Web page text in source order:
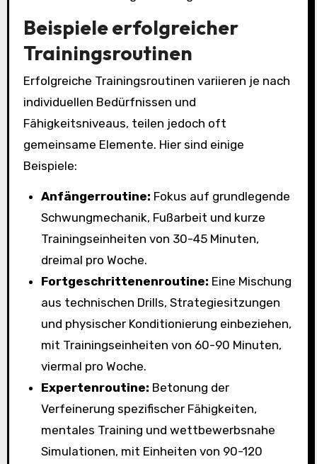
Beispiele erfolgreicher
Trainingsroutinen
Erfolgreiche Trainingsroutinen variieren je nach
individuellen Bedürfnissen und
Fähigkeitsniveaus, teilen jedoch oft
gemeinsame Elemente. Hier sind einige
Beispiele:
Anfängerroutine: Fokus auf grundlegende
Schwungmechanik, Fußarbeit und kurze
Trainingseinheiten von 30-45 Minuten,
dreimal pro Woche.
Fortgeschrittenenroutine: Eine Mischung
aus technischen Drills, Strategiesitzungen
und physischer Konditionierung einbeziehen,
mit Trainingseinheiten von 60-90 Minuten,
viermal pro Woche.
Expertenroutine: Betonung der
Verfeinerung spezifischer Fähigkeiten,
mentales Training und wettbewerbsnahe
Simulationen, mit Einheiten von 90-120